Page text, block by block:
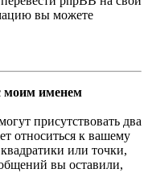
вы можете
моим именем
присутствовать два
относиться к вашему
или точки,
вы оставили,